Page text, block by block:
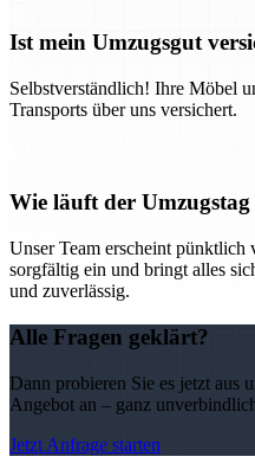
Ist mein Umzugsgut
Selbstverständlich! Ihre Möbel
Transports über uns versichert.
Wie läuft der Umzugstag
Unser Team erscheint pünktlich
sorgfältig ein und bringt alles
und zuverlässig.
Alle Fragen geklärt?
Dann probieren Sie es jetzt aus
Angebot an – ganz
Jetzt Anfrage starten